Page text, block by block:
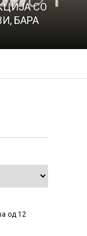
СО
БАРА
од 12